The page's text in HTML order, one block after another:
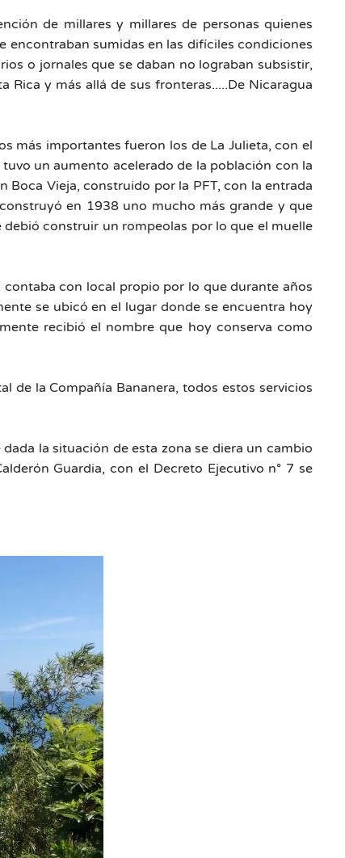
de millares y millares de personas quienes
encontraban sumidas en las difíciles condiciones
o jornales que se daban no lograban subsistir,
y más allá de sus fronteras.....De Nicaragua
más importantes fueron los de La Julieta, con el
un aumento acelerado de la población con la
Vieja, construido por la PFT, con la entrada
en 1938 uno mucho más grande y que
construir un rompeolas por lo que el muelle
con local propio por lo que durante años
se ubicó en el lugar donde se encuentra hoy
recibió el nombre que hoy conserva como
de la Compañía Bananera, todos estos servicios
la situación de esta zona se diera un cambio
Guardia, con el Decreto Ejecutivo n° 7 se